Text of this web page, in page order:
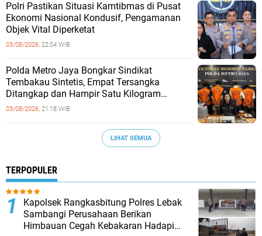
‎Polri Pastikan Situasi Kamtibmas di Pusat
Ekonomi Nasional Kondusif, Pengamanan
Objek Vital Diperketat
03/08/2026, 22:04 WIB
‎Polda Metro Jaya Bongkar Sindikat
Tembakau Sintetis, Empat Tersangka
Ditangkap dan Hampir Satu Kilogram
Barang Bukti Disita
03/08/2026, 21:18 WIB
LIHAT SEMUA
TERPOPULER
Kapolsek Rangkasbitung Polres Lebak
Sambangi Perusahaan Berikan
Himbauan Cegah Kebakaran Hadapi